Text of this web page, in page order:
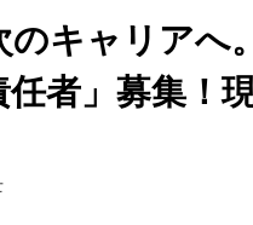
のキャリアへ
者」募集！